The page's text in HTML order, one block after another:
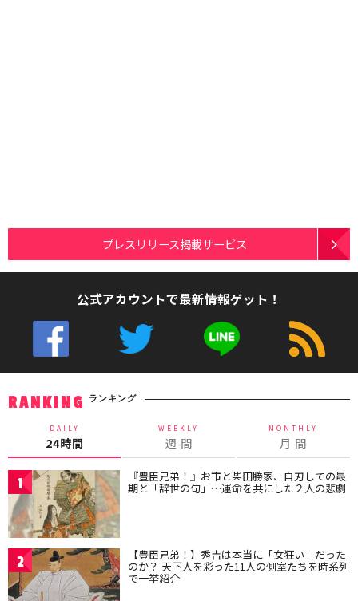
プレスリリース掲載サービス
公式アカウントで最新情報ゲット！
RANKING ランキング
DAILY
24時間
WEEKLY
週 間
MONTHLY
月 間
1 『豊臣兄弟！』お市と柴田勝家、自刃しての最
期と「辞世の句」…運命を共にした２人の悲劇
2 【豊臣兄弟！】秀吉は本当に「女狂い」だった
のか？ 天下人を彩った11人の側室たちを時系列
で一挙紹介